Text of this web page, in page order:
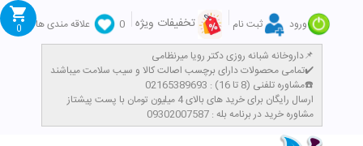
ورود ثبت نام تخفیفات ویژه 0
علاقه مندی ها
داروخانه شبانه روزی دکتر رویا میرنظامی📌
تمامی محصولات دارای برچسب اصالت کالا و سیب سلامت میباشند✔️
مشاوره تلفنی (8 تا 16) : 02165389693☎️
​ارسال رایگان برای خرید های بالای 4 میلیون تومان با پست پیشتاز
مشاوره خرید در برنامه بله : 09302007587
0